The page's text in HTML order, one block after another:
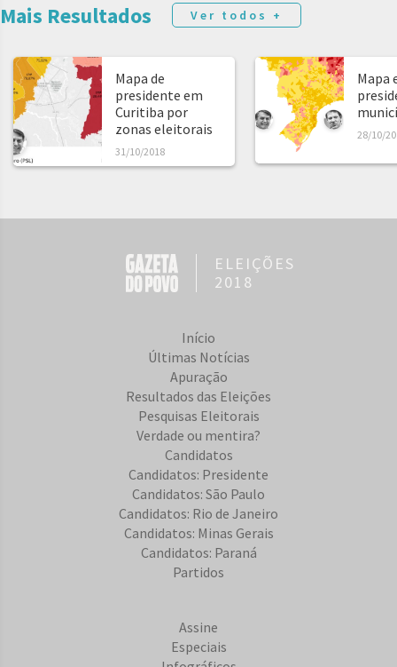
Mais Resultados Ver todos +
Mapa de
presidente em
Curitiba por
zonas eleitorais
31/10/2018
Mapa
28/10/
ELEIÇÕES
2018
Início
Últimas Notícias
Apuração
Resultados das Eleições
Pesquisas Eleitorais
Verdade ou mentira?
Candidatos
Candidatos: Presidente
Candidatos: São Paulo
Candidatos: Rio de Janeiro
Candidatos: Minas Gerais
Candidatos: Paraná
Partidos
Assine
Especiais